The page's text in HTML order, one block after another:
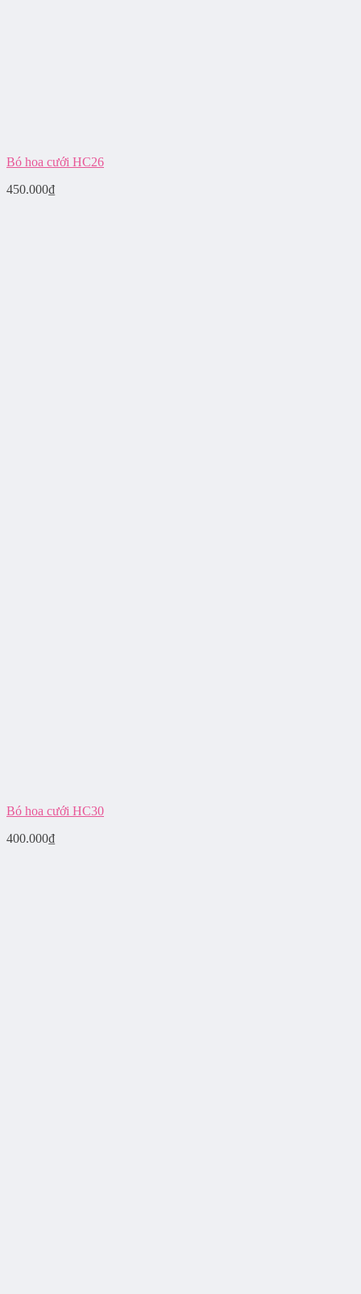
Bó hoa cưới HC26
450.000₫
Bó hoa cưới HC30
400.000₫